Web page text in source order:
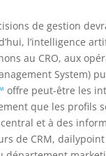
de gestion
l’intelligence
au CRO, aux
System)
offre peut-être les
que les profils
et à des
de CRM,